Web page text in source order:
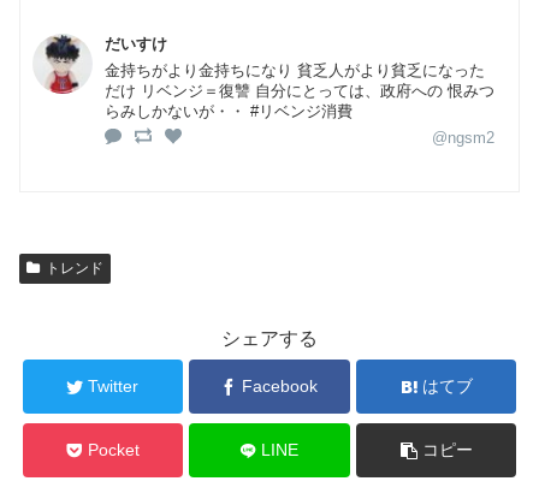
だいすけ
金持ちがより金持ちになり 貧乏人がより貧乏になった
だけ リベンジ＝復讐 自分にとっては、政府への 恨みつ
らみしかないが・・ #リベンジ消費
@ngsm2
トレンド
シェアする
Twitter Facebook はてブ
Pocket LINE コピー